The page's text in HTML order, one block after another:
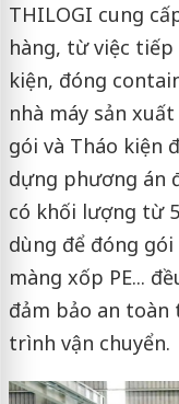
THILOGI cung
hàng, từ việc
kiện, đóng
nhà máy sản
gói và Tháo kiện
dựng phương án
có khối lượng từ
dùng để đóng
màng xốp PE...
đảm bảo an toàn
trình vận chuyển.